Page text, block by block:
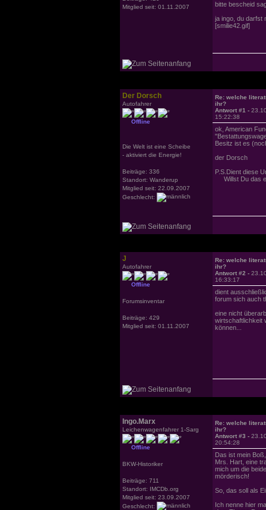
Mitglied seit: 01.11.2007
bitte bescheid
ja ingo, du darfst
[smilie42.gif]
Der Dorsch
Autofahrer
Offline
Die Welt ist eine Scheibe
- aktiviert die Energie!
Beiträge: 336
Standort: Wanderup
Mitglied seit: 22.09.2007
Geschlecht:
Re: welche
ihr?
Antwort #1 -
15:22:38
ok, American
Besitz ist es
der Dorsch
P.S.Dient diese
Willst Du das
J
Autofahrer
Offline
Forumsinventar
Beiträge: 429
Mitglied seit: 01.11.2007
Re: welche
ihr?
Antwort #2 -
16:33:17
dient
forum sich auch
eine nicht
wirtschaftlichkeit
können...
Ingo.Marx
Leichenwagenfahrer 1-Sarg
Offline
BKW-Historiker
Beiträge: 711
Standort: IMCDb.org
Mitglied seit: 23.09.2007
Geschlecht:
Re: welche
ihr?
Antwort #3 -
20:54:28
Das ist mein
Mrs. Hart, eine
mich um die
mörderisch!
So, das soll als
Ich nenne hier